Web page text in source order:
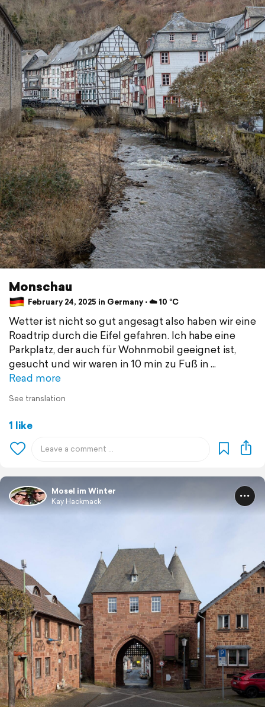
Monschau
February 24, 2025 in Germany ⋅ ☁️ 10 °C
Wetter ist nicht so gut angesagt also haben wir eine
Roadtrip durch die Eifel gefahren. Ich habe eine
Parkplatz, der auch für Wohnmobil geeignet ist,
gesucht und wir waren in 10 min zu Fuß in
Read more
See translation
1 like
Mosel im Winter
Kay Hackmack